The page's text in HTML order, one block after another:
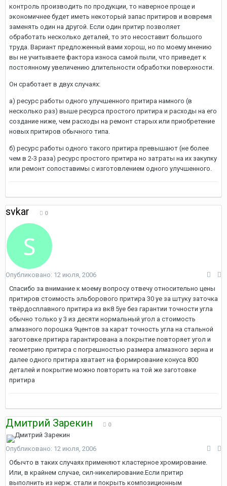
контроль производить по продукции, то наверное проще и
экономичнее будет иметь некоторый запас притиров и вовремя
заменять один на другой. Если один притир позволяет
обработать несколько деталей, то это несоставит большого
труда. Вариант предложенный вами хорош, но по моему мнению
вы не учитываете фактора износа самой пыли, что приведет к
постоянному увеличению длительности обработки поверхности.
Он сработает в двух случаях:
а) ресурс работы одного улучшенного притира намного (в
несколько раз) выше ресурса простого притира и расходы на его
создание ниже, чем расходы на ремонт старых или приобретение
новых притиров обычного типа.
б) ресурс работы одного такого притира превышают (не более
чем в 2-3 раза) ресурс простого притира но затраты на их закупку
или ремонт сопоставимы с изготовлением одного улучшенного.
svkar 0
Опубликовано: 12 июля, 2006
Спасибо за внимание к моему вопросу отвечу относительно цены
притиров стоимость эльборового притира 30 уе за штуку заточка
твёрдосплавного притира из вк8 5уе без гарантии точности угла
обычно только у 3 из десяти нормальный угол а стоимость
алмазного порошка 9центов за карат точность угла на стальной
заготовке притира гарантирована а покрытие повторяет угол и
геометрию притира с погрешностью размера алмазного зерна и
далее одного притира хватает на формирование конуса 800
деталей и покрытие можно повторить на той же заготовке
притира
Дмитрий Зарекин 0
Опубликовано: 12 июля, 2006
Обычто в таких случаях применяют кластерное хромирование.
Или, в крайнем случае, сил-никелирование.Если притир
выполнить из нерж. стали и покрыть композиционным